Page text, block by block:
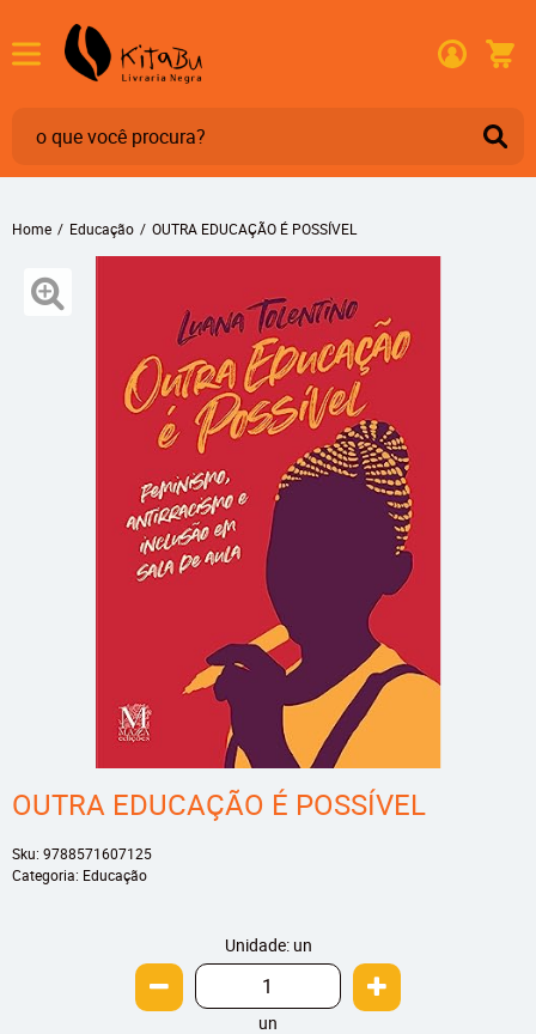
Home Educação OUTRA EDUCAÇÃO É POSSÍVEL
OUTRA EDUCAÇÃO É POSSÍVEL
Sku: 9788571607125
Categoria: Educação
Unidade: un
un